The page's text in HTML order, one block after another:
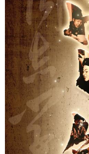
广东 广
四川 贵
陕西 甘
新疆 内
多语种频道
English